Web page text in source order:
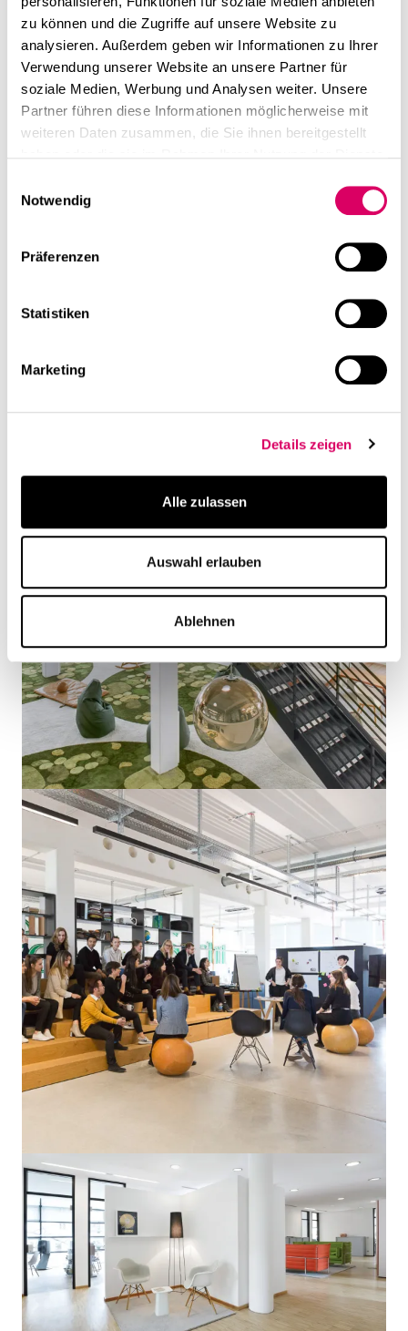
zu können und die Zugriffe auf unsere Website zu
analysieren. Außerdem geben wir Informationen zu Ihrer
Verwendung unserer Website an unsere Partner für
soziale Medien, Werbung und Analysen weiter. Unsere
Partner führen diese Informationen möglicherweise mit
weiteren Daten zusammen, die Sie ihnen bereitgestellt
Notwendig
Präferenzen
Statistiken
Marketing
Details zeigen
Alle zulassen
Auswahl erlauben
Ablehnen
eines Großraumbüros
Timo Brehme